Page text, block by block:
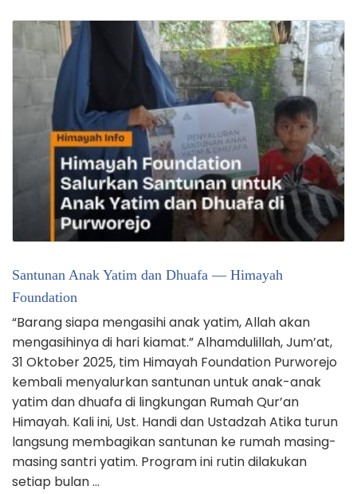
Santunan Anak Yatim dan Dhuafa — Himayah
Foundation
“Barang siapa mengasihi anak yatim, Allah akan
mengasihinya di hari kiamat.” Alhamdulillah, Jum’at,
31 Oktober 2025, tim Himayah Foundation Purworejo
kembali menyalurkan santunan untuk anak-anak
yatim dan dhuafa di lingkungan Rumah Qur’an
Himayah. Kali ini, Ust. Handi dan Ustadzah Atika turun
langsung membagikan santunan ke rumah masing-
masing santri yatim. Program ini rutin dilakukan
setiap bulan …